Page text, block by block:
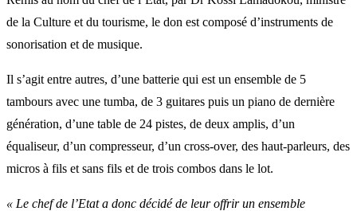
de la Culture et du tourisme, le don est composé d’instruments de
sonorisation et de musique.
Il s’agit entre autres, d’une batterie qui est un ensemble de 5
tambours avec une tumba, de 3 guitares puis un piano de dernière
génération, d’une table de 24 pistes, de deux amplis, d’un
équaliseur, d’un compresseur, d’un cross-over, des haut-parleurs, des
micros à fils et sans fils et de trois combos dans le lot.
« Le chef de l’Etat a donc décidé de leur offrir un ensemble